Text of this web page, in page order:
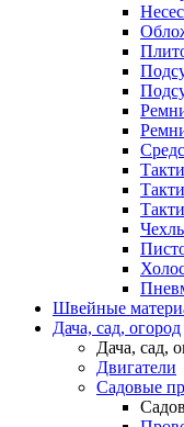
Швейные
Дача, сад, огород
Дача, сад,
Двигатели
Садовые